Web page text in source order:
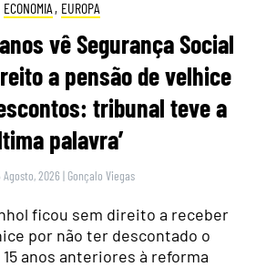
ECONOMIA , EUROPA
vê Segurança Social
a pensão de velhice
tribunal teve a
palavra’
Agosto, 2026 | Gonçalo Viegas
ficou sem direito a receber
por não ter descontado o
anos anteriores à reforma